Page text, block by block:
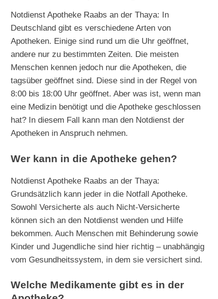
Notdienst Apotheke Raabs an der Thaya: In
Deutschland gibt es verschiedene Arten von
Apotheken. Einige sind rund um die Uhr geöffnet,
andere nur zu bestimmten Zeiten. Die meisten
Menschen kennen jedoch nur die Apotheken, die
tagsüber geöffnet sind. Diese sind in der Regel von
8:00 bis 18:00 Uhr geöffnet. Aber was ist, wenn man
eine Medizin benötigt und die Apotheke geschlossen
hat? In diesem Fall kann man den Notdienst der
Apotheken in Anspruch nehmen.
Wer kann in die Apotheke gehen?
Notdienst Apotheke Raabs an der Thaya:
Grundsätzlich kann jeder in die Notfall Apotheke.
Sowohl Versicherte als auch Nicht-Versicherte
können sich an den Notdienst wenden und Hilfe
bekommen. Auch Menschen mit Behinderung sowie
Kinder und Jugendliche sind hier richtig – unabhängig
vom Gesundheitssystem, in dem sie versichert sind.
Welche Medikamente gibt es in der